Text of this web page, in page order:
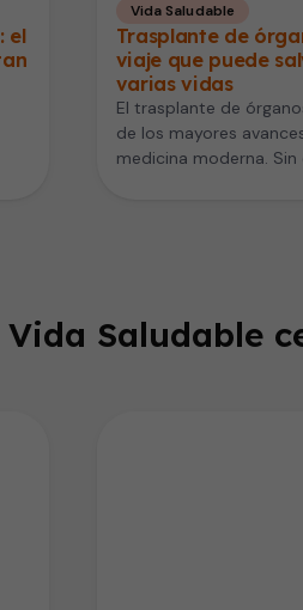
el
Vida Saludable
Trasplante de
viaje que puede
varias vidas
El trasplante de
de los mayores
medicina moderna. Sin
Vida Saludable